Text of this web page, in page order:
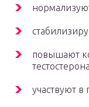
повышают
участвуют в